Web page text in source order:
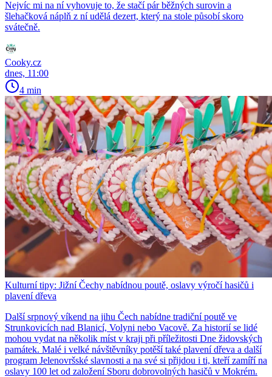
Nejvíc mi na ní vyhovuje to, že stačí pár běžných surovin a
šlehačková náplň z ní udělá dezert, který na stole působí skoro
svátečně.
Cooky.cz
dnes, 11:00
4 min
Kulturní tipy: Jižní Čechy nabídnou poutě, oslavy výročí hasičů i
plavení dřeva
Další srpnový víkend na jihu Čech nabídne tradiční poutě ve
Strunkovicích nad Blanicí, Volyni nebo Vacově. Za historií se lidé
mohou vydat na několik míst v kraji při příležitosti Dne židovských
památek. Malé i velké návštěvníky potěší také plavení dřeva a další
program Jelenovršské slavnosti a na své si přijdou i ti, kteří zamíří na
oslavy 100 let od založení Sboru dobrovolných hasičů v Mokrém.